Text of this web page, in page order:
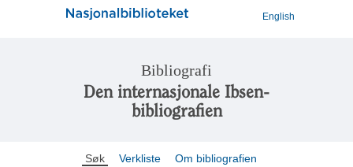
English
Bibliografi
Den internasjonale Ibsen-
bibliografien
Søk Verkliste Om bibliografien